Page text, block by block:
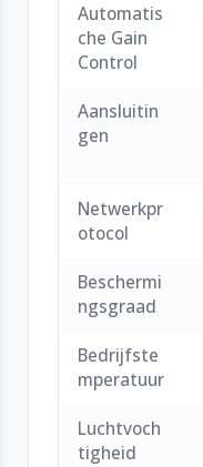
Automatis
che Gain
Control
Aansluitin
gen
Netwerkpr
otocol
Beschermi
ngsgraad
Bedrijfste
mperatuur
Luchtvoch
tigheid